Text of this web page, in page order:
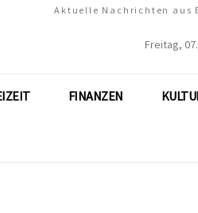
Aktuelle Nachrichten aus
Freitag,
FINANZEN